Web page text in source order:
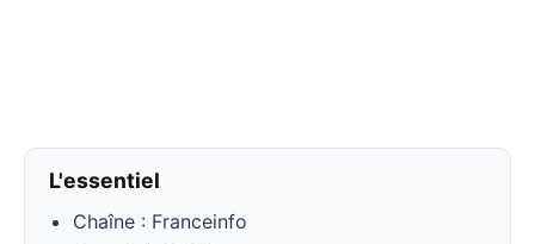
L'essentiel
Chaîne : Franceinfo